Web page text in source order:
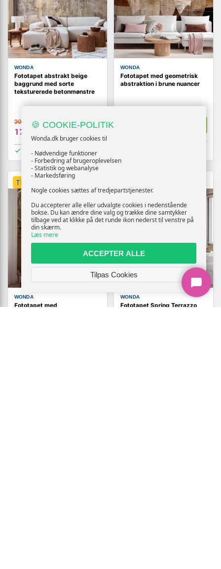
WONDA
Fototapet abstrakt beige
baggrund med sorte
teksturerede betonmønstre
209,-
179,- Vis
På lager
WONDA
Fototapet med geometrisk
abstraktion i brune nuancer
TILBUD
WONDA
Fototapet med
WONDA
Fototapet Spring Terrazzo
🍪 COOKIE-POLITIK
Wonda.dk bruger cookies til
- Nødvendige funktioner
- Forbedring af brugeroplevelsen
- Statistik og webanalyse
- Markedsføring
Nogle cookies sættes af tredjepartstjenester.
Du accepterer alle eller udvalgte cookies i nedenstående
bokse. Du kan ændre dine valg og trække dine samtykker
tilbage ved at klikke på det runde ikon nederst til venstre på
din skærm.
Læs mere
ACCEPTER ALLE
Tilpas Cookies